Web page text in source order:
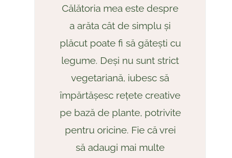
Călătoria mea este despre
a arăta cât de simplu și
plăcut poate fi să gătești cu
legume. Deși nu sunt strict
vegetariană, iubesc să
împărtășesc rețete creative
pe bază de plante, potrivite
pentru oricine. Fie că vrei
să adaugi mai multe